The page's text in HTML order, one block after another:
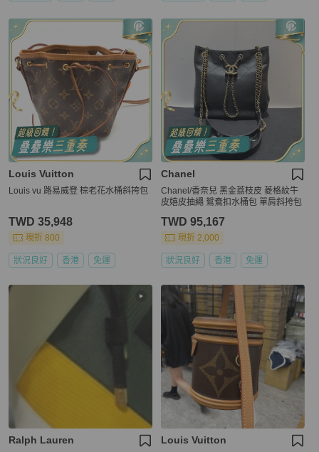
Louis Vuitton
Louis vu 路易威登 棕老花水桶斜挎包
TWD 35,948
現折 800
狀況良好 香港 免運
Chanel
Chanel/香奈兒 黑金荔枝皮 菱格紋牛
皮嬉皮抽繩 鴛鴦扣水桶包 單肩斜挎包
TWD 95,167
現折 2,000
狀況良好 香港 免運
Ralph Lauren Louis Vuitton